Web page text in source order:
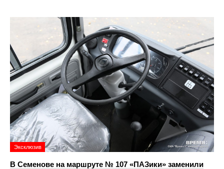
Эксклюзив
В Семенове на маршруте № 107 «ПАЗики» заменили